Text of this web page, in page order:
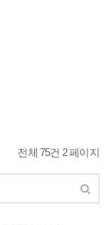
전체 75건 2 페이지